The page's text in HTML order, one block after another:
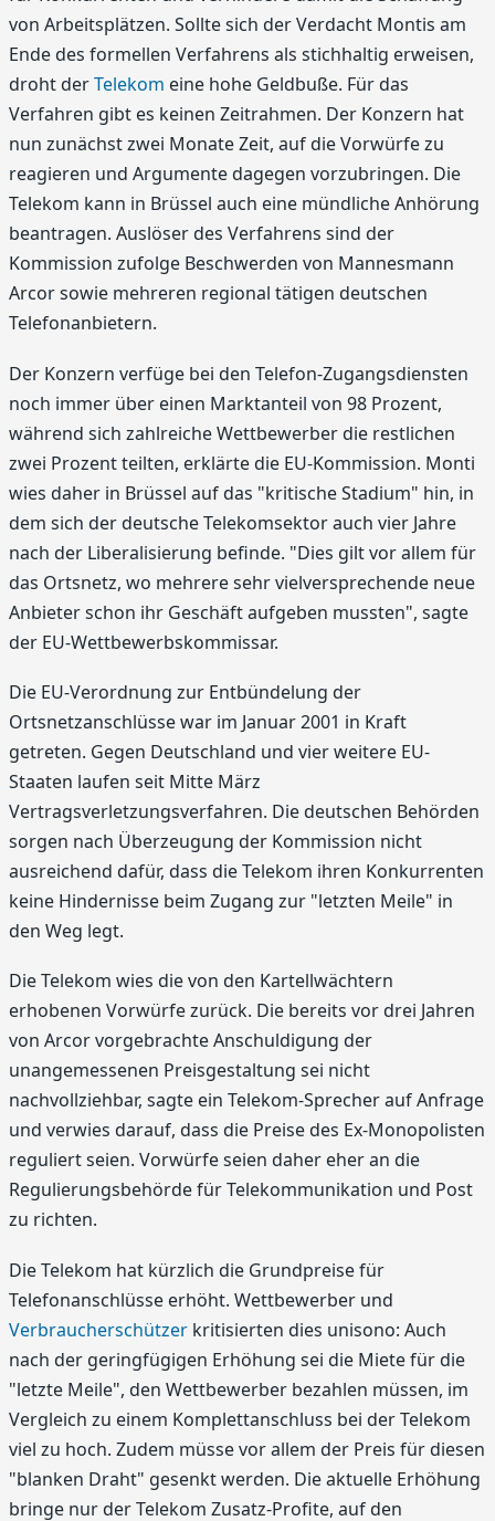
von Arbeitsplätzen. Sollte sich der Verdacht Montis am
Ende des formellen Verfahrens als stichhaltig erweisen,
droht derTelekom eine hohe Geldbuße. Für das
Verfahren gibt es keinen Zeitrahmen. Der Konzern hat
nun zunächst zwei Monate Zeit, auf die Vorwürfe zu
reagieren und Argumente dagegen vorzubringen. Die
Telekom kann in Brüssel auch eine mündliche Anhörung
beantragen. Auslöser des Verfahrens sind der
Kommission zufolge Beschwerden von Mannesmann
Arcor sowie mehreren regional tätigen deutschen
Telefonanbietern.
Der Konzern verfüge bei den Telefon-Zugangsdiensten
noch immer über einen Marktanteil von 98 Prozent,
während sich zahlreiche Wettbewerber die restlichen
zwei Prozent teilten, erklärte die EU-Kommission. Monti
wies daher in Brüssel auf das "kritische Stadium" hin, in
dem sich der deutsche Telekomsektor auch vier Jahre
nach der Liberalisierung befinde. "Dies gilt vor allem für
das Ortsnetz, wo mehrere sehr vielversprechende neue
Anbieter schon ihr Geschäft aufgeben mussten", sagte
der EU-Wettbewerbskommissar.
Die EU-Verordnung zur Entbündelung der
Ortsnetzanschlüsse war im Januar 2001 in Kraft
getreten. Gegen Deutschland und vier weitere EU-
Staaten laufen seit Mitte März
Vertragsverletzungsverfahren. Die deutschen Behörden
sorgen nach Überzeugung der Kommission nicht
ausreichend dafür, dass die Telekom ihren Konkurrenten
keine Hindernisse beim Zugang zur "letzten Meile" in
den Weg legt.
Die Telekom wies die von den Kartellwächtern
erhobenen Vorwürfe zurück. Die bereits vor drei Jahren
von Arcor vorgebrachte Anschuldigung der
unangemessenen Preisgestaltung sei nicht
nachvollziehbar, sagte ein Telekom-Sprecher auf Anfrage
und verwies darauf, dass die Preise des Ex-Monopolisten
reguliert seien. Vorwürfe seien daher eher an die
Regulierungsbehörde für Telekommunikation und Post
zu richten.
Die Telekom hat kürzlich die Grundpreise für
Telefonanschlüsse erhöht. Wettbewerber und
Verbraucherschützer kritisierten dies unisono: Auch
nach der geringfügigen Erhöhung sei die Miete für die
"letzte Meile", den Wettbewerber bezahlen müssen, im
Vergleich zu einem Komplettanschluss bei der Telekom
viel zu hoch. Zudem müsse vor allem der Preis für diesen
"blanken Draht" gesenkt werden. Die aktuelle Erhöhung
bringe nur der Telekom Zusatz-Profite, auf den